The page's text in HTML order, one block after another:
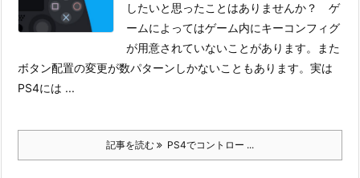
したいと思ったことはありませんか？ ゲ
ームによってはゲーム内にキーコンフィグ
が用意されていないことがあります。また
ボタン配置の変更が数パターンしかないこともあります。 実は
PS4には ...
記事を読む PS4でコントロー ...